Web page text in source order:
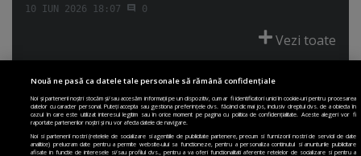
10 IUN 2026 18:07 0
Vezi toate
PRIMA PAGINĂ
POLITICA DE COLECTARE ACORD COOKIE
POLITICA DE CONFIDENȚIALITATE
DESPRE SITE
ECHIPA
Nouă ne pasă ca datele tale personale să rămână confidențiale
Noi și partenerii noștri stocăm și/sau accesăm informații pe un dispozitiv, cum ar fi identificatori unici în cookie-uri pentru procesarea
datelor cu caracter personal. Puteți accepta sau gestiona preferințele dvs. făcând clic mai jos, inclusiv dreptul dvs. de a obiecta în
cazul în care este utilizat interesul legitim sau în orice moment pe pagina cu politica de confidențialitate. Aceste alegeri vor fi
raportate partenerilor noștri și nu vor afecta datele de navigare.
Noi si partenerii nostri (retelele de socializare si agentiile de publicitate partenere, precum si furnizorii nostri de servicii de date
analitice) prelucram date pentru a permite website-ului sa functioneze, pentru a personaliza continutul si anunturile publicitare
afisate in functie de interesele si/sau profilul dvs., pentru a va oferi functionalitati aferente retelelor de socializare si pentru a